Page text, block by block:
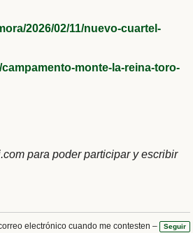
2026/02/11/nuevo-cuartel-
monte-la-reina-toro-
para poder participar y escribir
electrónico cuando me contesten – Seguir